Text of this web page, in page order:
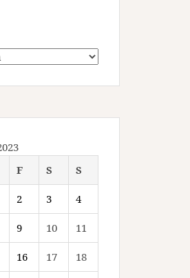
F S S
2 3 4
9 10 11
16 17 18